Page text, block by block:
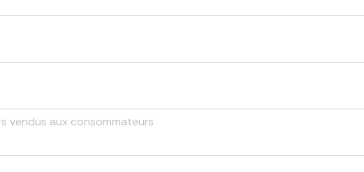
vendus aux consommateurs